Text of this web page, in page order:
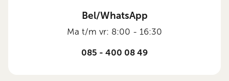
Bel/WhatsApp
Ma t/m vr: 8:00 - 16:30
085 - 400 08 49